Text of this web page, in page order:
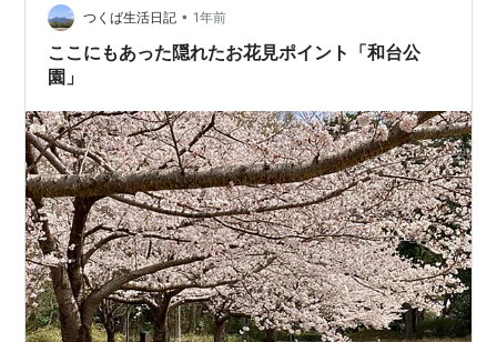
に桜を楽しんでお…
つくば生活日記 • 1年前
ここにもあった隠れたお花見ポイント「和台公
園」